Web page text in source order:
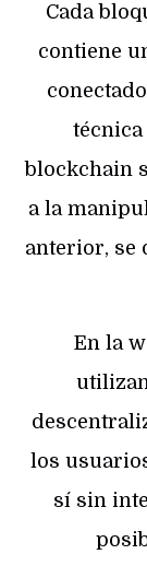
Cada
contiene
técnica
blockchain
a la
anterior, se
En la
los
sí sin